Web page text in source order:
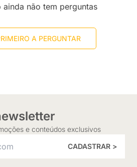
ainda não tem perguntas
A PERGUNTAR
e conteúdos exclusivos
CADASTRAR >